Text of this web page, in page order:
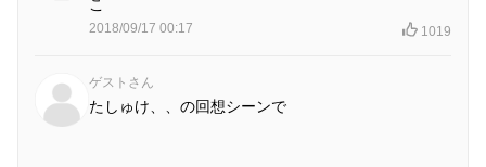
こ
2018/09/17 00:17 1019
ゲストさん
たしゅけ、、の回想シーンで